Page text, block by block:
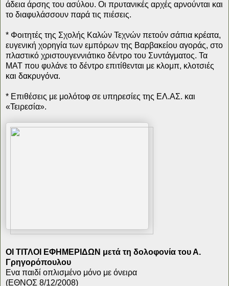
άδεια άρσης του ασύλου. Οι πρυτανικές αρχές αρνούνται και
το διαφυλάσσουν παρά τις πιέσεις.
* Φοιτητές της Σχολής Καλών Τεχνών πετούν σάπια κρέατα,
ευγενική χορηγία των εμπόρων της Βαρβακείου αγοράς, στο
πλαστικό χριστουγεννιάτικο δέντρο του Συντάγματος. Τα
ΜΑΤ που φυλάνε το δέντρο επιτίθενται με κλομπ, κλοτσιές
και δακρυγόνα.
* Επιθέσεις με μολότοφ σε υπηρεσίες της ΕΛ.ΑΣ. και
«Τειρεσία».
ΟΙ ΤΙΤΛΟΙ ΕΦΗΜΕΡΙΔΩΝ μετά τη δολοφονία του Α.
Γρηγορόπουλου
Ενα παιδί οπλισμένο μόνο με όνειρα
(ΕΘΝΟΣ 8/12/2008)